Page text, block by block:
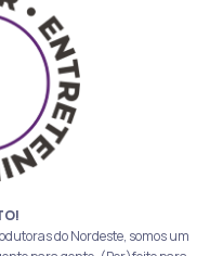
do Nordeste, somos um